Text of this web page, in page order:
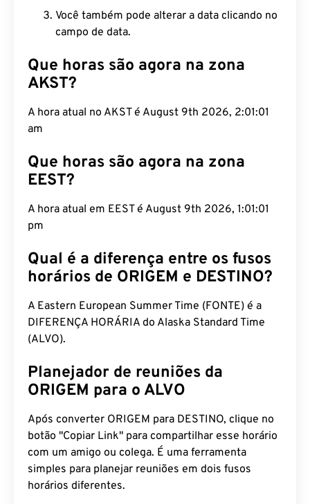
Você também pode alterar a data clicando no
campo de data.
Que horas são agora na zona
AKST?
A hora atual no AKST é August 9th 2026, 2:01:02
am
Que horas são agora na zona
EEST?
A hora atual em EEST é August 9th 2026, 1:01:02
pm
Qual é a diferença entre os fusos
horários de ORIGEM e DESTINO?
A Eastern European Summer Time (FONTE) é a
DIFERENÇA HORÁRIA do Alaska Standard Time
(ALVO).
Planejador de reuniões da
ORIGEM para o ALVO
Após converter ORIGEM para DESTINO, clique no
botão "Copiar Link" para compartilhar esse horário
com um amigo ou colega. É uma ferramenta
simples para planejar reuniões em dois fusos
horários diferentes.